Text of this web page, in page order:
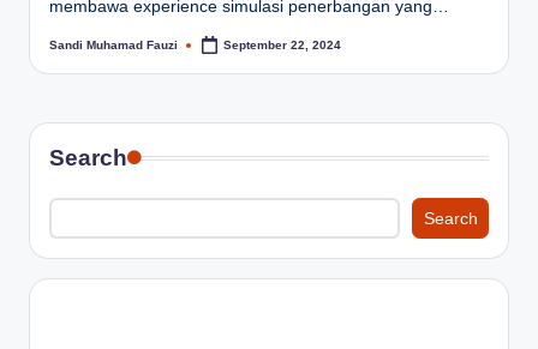
membawa experience simulasi penerbangan yang…
Posted
Sandi Muhamad Fauzi September 22, 2024
Search
Search